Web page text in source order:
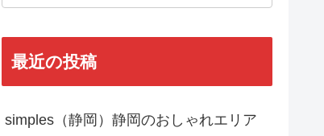
最近の投稿
simples（静岡）静岡のおしゃれエリア